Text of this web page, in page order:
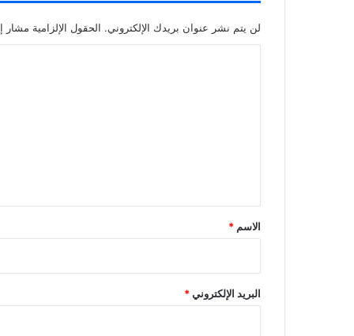
لن يتم نشر عنوان بريدك الإلكتروني. الحقول الإلزامية مشار
*
الاسم *
البريد الإلكتروني*